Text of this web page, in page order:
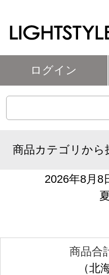
ログイン
商品カテゴリから
2026年8月8
商品合
（北